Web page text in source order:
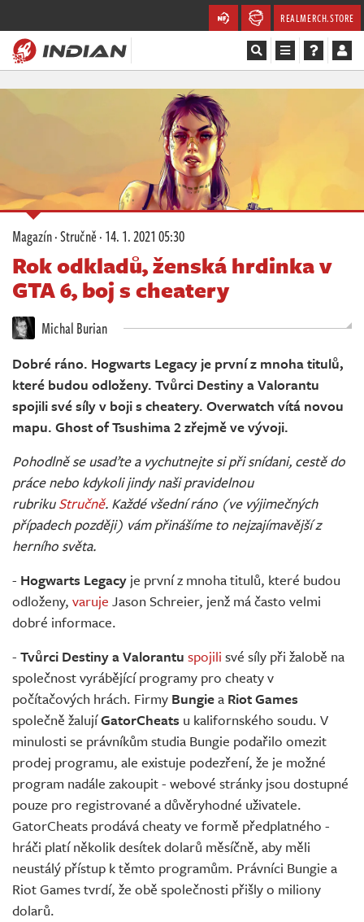
REALMERCH.STORE
Soutěže
Databáze
Komunita
Redakce
Živě
Magazín·Stručně·14. 1. 2021 05:30
Rok odkladů, ženská hrdinka v
GTA 6, boj s cheatery
Michal Burian
Dobré ráno. Hogwarts Legacy je první z mnoha titulů,
které budou odloženy. Tvůrci Destiny a Valorantu
spojili své síly v boji s cheatery. Overwatch vítá novou
mapu. Ghost of Tsushima 2 zřejmě ve vývoji.
Pohodlně se usaďte a vychutnejte si při snídani, cestě do
práce nebo kdykoli jindy naši pravidelnou
rubrikuStručně. Každé všední ráno (ve výjimečných
případech později) vám přinášíme to nejzajímavější z
herního světa.
- Hogwarts Legacy je první z mnoha titulů, které budou
odloženy, varuje Jason Schreier, jenž má často velmi
dobré informace.
- Tvůrci Destiny a Valorantu spojili své síly při žalobě na
společnost vyrábějící programy pro cheaty v
počítačových hrách. Firmy Bungiea Riot Games
společně žalujíGatorCheats u kalifornského soudu. V
minulosti se právníkům studia Bungie podařilo omezit
prodej programu, ale existuje podezření, že je možné
program nadále zakoupit - webové stránky jsou dostupné
pouze pro registrované a důvěryhodné uživatele.
GatorCheats prodává cheaty ve formě předplatného -
hráči platí několik desítek dolarů měsíčně, aby měli
neustálý přístup k těmto programům. Právníci Bungie a
Riot Games tvrdí, že obě společnosti přišly o miliony
dolarů.